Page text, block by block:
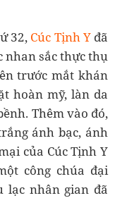
32, Cúc Tịnh Yđã
nhan sắc thực thụ
trước mắt khán
hoàn mỹ, làn da
Thêm vào đó,
ánh bạc, ánh
của Cúc Tịnh Y
công chúa đại
lạc nhân gian đã